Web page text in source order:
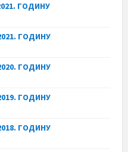
ГОДИНУ
ГОДИНУ
ГОДИНУ
ГОДИНУ
ГОДИНУ